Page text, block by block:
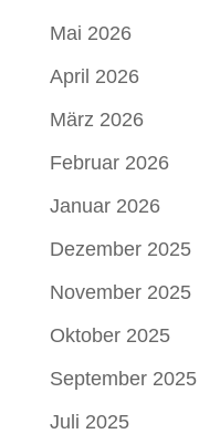
Mai 2026
April 2026
März 2026
Februar 2026
Januar 2026
Dezember 2025
November 2025
Oktober 2025
September 2025
Juli 2025